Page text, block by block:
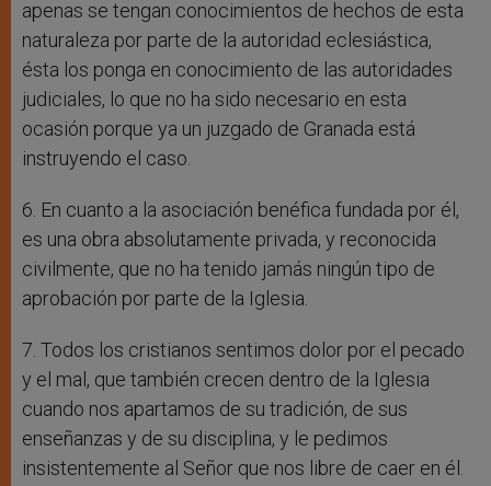
apenas se tengan conocimientos de hechos de esta
naturaleza por parte de la autoridad eclesiástica,
ésta los ponga en conocimiento de las autoridades
judiciales, lo que no ha sido necesario en esta
ocasión porque ya un juzgado de Granada está
instruyendo el caso.
6. En cuanto a la asociación benéfica fundada por él,
es una obra absolutamente privada, y reconocida
civilmente, que no ha tenido jamás ningún tipo de
aprobación por parte de la Iglesia.
7. Todos los cristianos sentimos dolor por el pecado
y el mal, que también crecen dentro de la Iglesia
cuando nos apartamos de su tradición, de sus
enseñanzas y de su disciplina, y le pedimos
insistentemente al Señor que nos libre de caer en él.